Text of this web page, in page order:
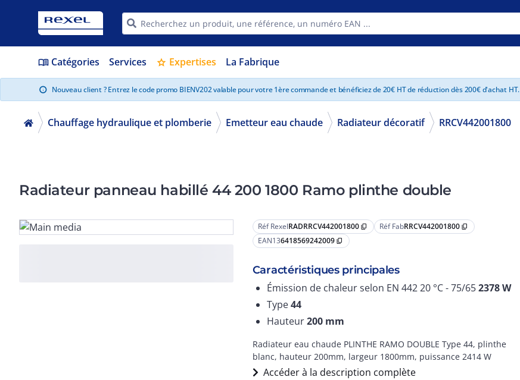
menu_book Catégories Services star Expertises La Fabrique
info Nouveau client ? Entrez le code promo BIENV202 valable pour votre 1ère commande et bénéficiez de 20€ HT de réduction dès 200€ d'achat HT.
Chauffage hydraulique et plomberie Emetteur eau chaude Radiateur décoratif RRCV442001800
Radiateur panneau habillé 44 200 1800 Ramo plinthe double
Réf RexelRADRRCV442001800 content_copy Réf FabRRCV442001800 content_copy
EAN136418569242009 content_copy
Caractéristiques principales
Émission de chaleur selon EN 442 20 °C - 75/652378W
Type44
Hauteur200 mm
Radiateur eau chaude PLINTHE RAMO DOUBLE Type 44, plinthe
blanc, hauteur 200mm, largeur 1800mm, puissance 2414 W
Accéder à la description complète